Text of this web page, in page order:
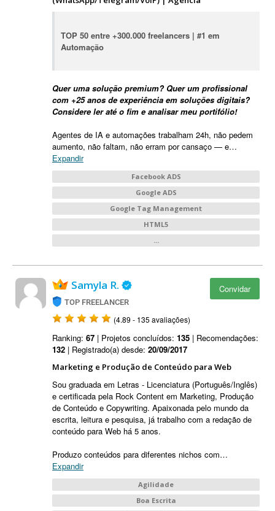
TOP 50 entre +300.000 freelancers | #1 em
Automação
Quer uma solução premium? Quer um profissional
com +25 anos de experiência em soluções digitais?
Considere ler até o fim e analisar meu portifólio!
Agentes de IA e automações trabalham 24h, não pedem
aumento, não faltam, não erram por cansaço — e…
Expandir
Facebook ADS
Google ADS
Google Tag Management
HTML5
...
Convidar
Samyla R.
TOP FREELANCER
(4.89 - 135 avaliações)
Ranking: 67 | Projetos concluídos: 135 | Recomendações:
132 | Registrado(a) desde: 20/09/2017
Marketing e Produção de Conteúdo para Web
Sou graduada em Letras - Licenciatura (Português/Inglês)
e certificada pela Rock Content em Marketing, Produção
de Conteúdo e Copywriting. Apaixonada pelo mundo da
escrita, leitura e pesquisa, já trabalho com a redação de
conteúdo para Web há 5 anos.
Produzo conteúdos para diferentes nichos com…
Expandir
Agilidade
Boa Escrita